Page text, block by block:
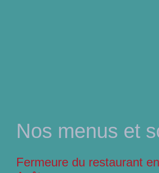
Nos menus et
Fermeure du restaurant